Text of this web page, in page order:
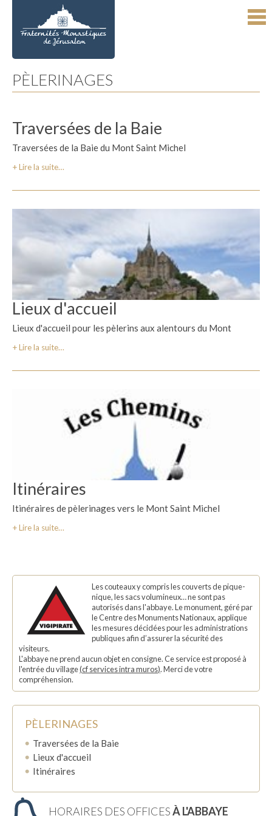
Les couteaux y compris les couverts de pique-
nique, les sacs volumineux… ne sont pas
autorisés dans l'abbaye. Le monument, géré par
le Centre des Monuments Nationaux, applique
les mesures décidées pour les administrations
publiques afin d’assurer la sécurité des
visiteurs.
L'abbaye ne prend aucun objet en consigne. Ce service est proposé à
l'entrée du village(cf services intra muros). Merci de votre
compréhension.
PÈLERINAGES
Traversées de la Baie
Lieux d'accueil
Itinéraires
HORAIRES DES OFFICESÀ L'ABBAYE
PÈLERINAGES
Traversées de la Baie
Traversées de la Baie du Mont Saint Michel
Lire la suite…
Lieux d'accueil
Lieux d'accueil pour les pèlerins aux alentours du Mont
Lire la suite…
Itinéraires
Itinéraires de pèlerinages vers le Mont Saint Michel
Lire la suite…